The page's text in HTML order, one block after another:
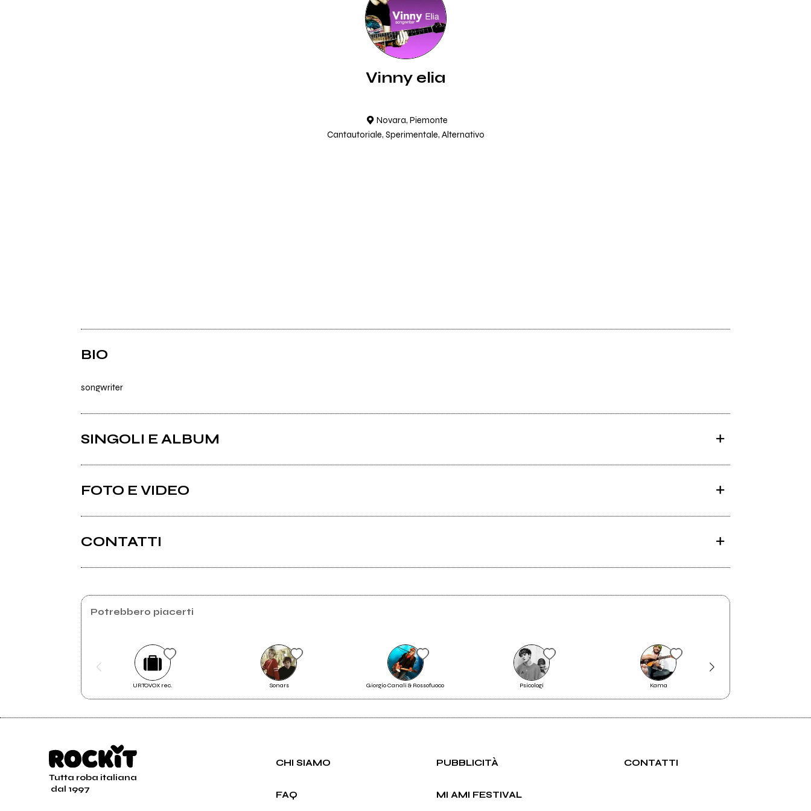
Vinny elia
Novara, Piemonte
Cantautoriale, Sperimentale, Alternativo
BIO
songwriter
SINGOLI E ALBUM
2020
Vinny Elia
FOTO E VIDEO
Un pensiero nell' anima Vinny Elia
CONTATTI
Youtube
Scrivi all'utente che amministra la pagina.
Potrebbero piacerti
URTOVOX rec. Sonars Giorgio Canali & Rossofuoco Psicologi Kama
Tutta roba italiana
dal 1997
CHI SIAMO PUBBLICITÀ CONTATTI
FAQ MI AMI FESTIVAL